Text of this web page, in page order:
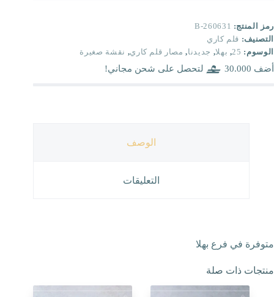
رمز المنتج: B-260631
التصنيف: قلم كاري
الوسوم: 25
, بهلا, جديدنا, مصار قلم كاري, نقشة صغيرة
أضف 30.000 لتحصل على شحن مجاني!
الوصف
التعليقات
متوفرة في فرع بهلا
منتجات ذات صلة